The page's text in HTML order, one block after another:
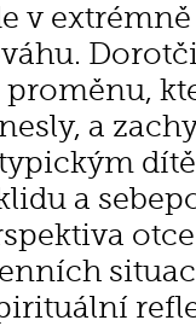
v
a
a